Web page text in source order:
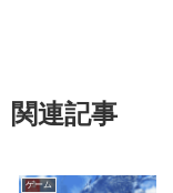
関連記事
ゲーム